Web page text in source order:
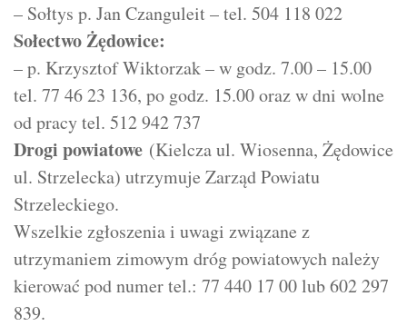
– Sołtys p. Jan Czanguleit – tel. 504 118 022
Sołectwo Żędowice:
– p. Krzysztof Wiktorzak – w godz. 7.00 – 15.00
tel. 77 46 23 136, po godz. 15.00 oraz w dni wolne
od pracy tel. 512 942 737
Drogi powiatowe (Kielcza ul. Wiosenna, Żędowice
ul. Strzelecka) utrzymuje Zarząd Powiatu
Strzeleckiego.
Wszelkie zgłoszenia i uwagi związane z
utrzymaniem zimowym dróg powiatowych należy
kierować pod numer tel.: 77 440 17 00 lub 602 297
839.